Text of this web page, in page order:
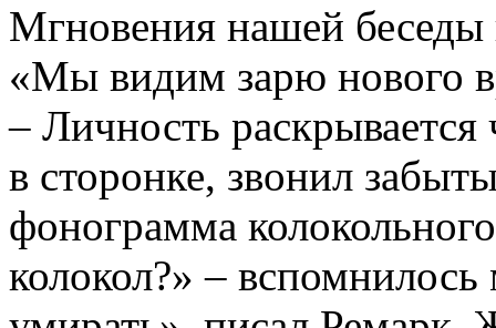
Мгновения нашей беседы
«Мы видим зарю нового
– Личность
в сторонке, звонил
фонограмма
колокол?» –